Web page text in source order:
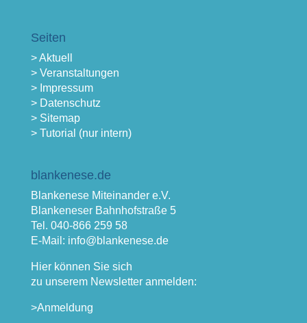
Seiten
> Aktuell
> Veranstaltungen
> Impressum
> Datenschutz
> Sitemap
> Tutorial (nur intern)
blankenese.de
Blankenese Miteinander e.V.
Blankeneser Bahnhofstraße 5
Tel. 040-866 259 58
E-Mail: info@blankenese.de
Hier können Sie sich
zu unserem Newsletter anmelden:
>Anmeldung